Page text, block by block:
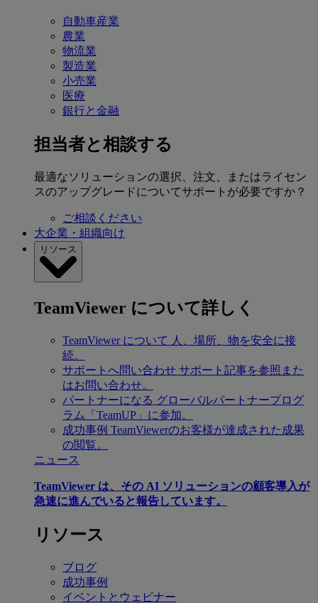
自動車産業
農業
物流業
製造業
小売業
医療
銀行と金融
担当者と相談する
最適なソリューションの選択、注文、またはライセン
スのアップグレードについてサポートが必要ですか？
ご相談ください
大企業・組織向け
リソース
TeamViewer について詳しく
TeamViewer について 人、場所、物を安全に接
続。
サポートへ問い合わせ サポート記事を参照また
はお問い合わせ。
パートナーになる グローバルパートナープログ
ラム「TeamUP」に参加。
成功事例 TeamViewerのお客様が達成された成果
の閲覧。
ニュース
TeamViewer は、その AI ソリューションの顧客導入が
急速に進んでいると報告しています。
リソース
ブログ
成功事例
イベントとウェビナー